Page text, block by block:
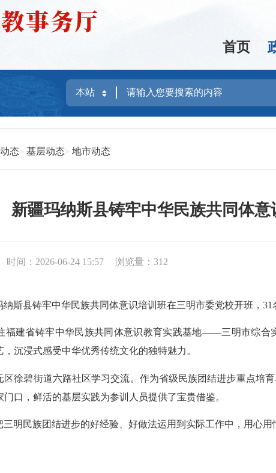
首页
态 基层动态 地市动态
新疆玛纳斯县铸牢中华民族共同体
时间：2026-06-24 15:57 浏览量：312
纳斯县铸牢中华民族共同体意识培训班在三明市委党校开班，
福建省铸牢中华民族共同体意识教育实践基地——三明市综合
沉浸式感受中华优秀传统文化的独特魅力。
区徐碧街道六路社区学习交流。作为省级民族团结进步重点培
口，鲜活的基层实践为参训人员提供了宝贵借鉴。
明民族团结进步的好经验、好做法运用到实际工作中，用心用